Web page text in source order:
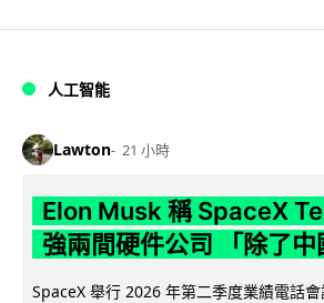
人工智能
Lawton 21 小時
Elon Musk 稱 SpaceX
強兩間硬件公司 「除了中
SpaceX 舉行 2026 年第二季度業績電話